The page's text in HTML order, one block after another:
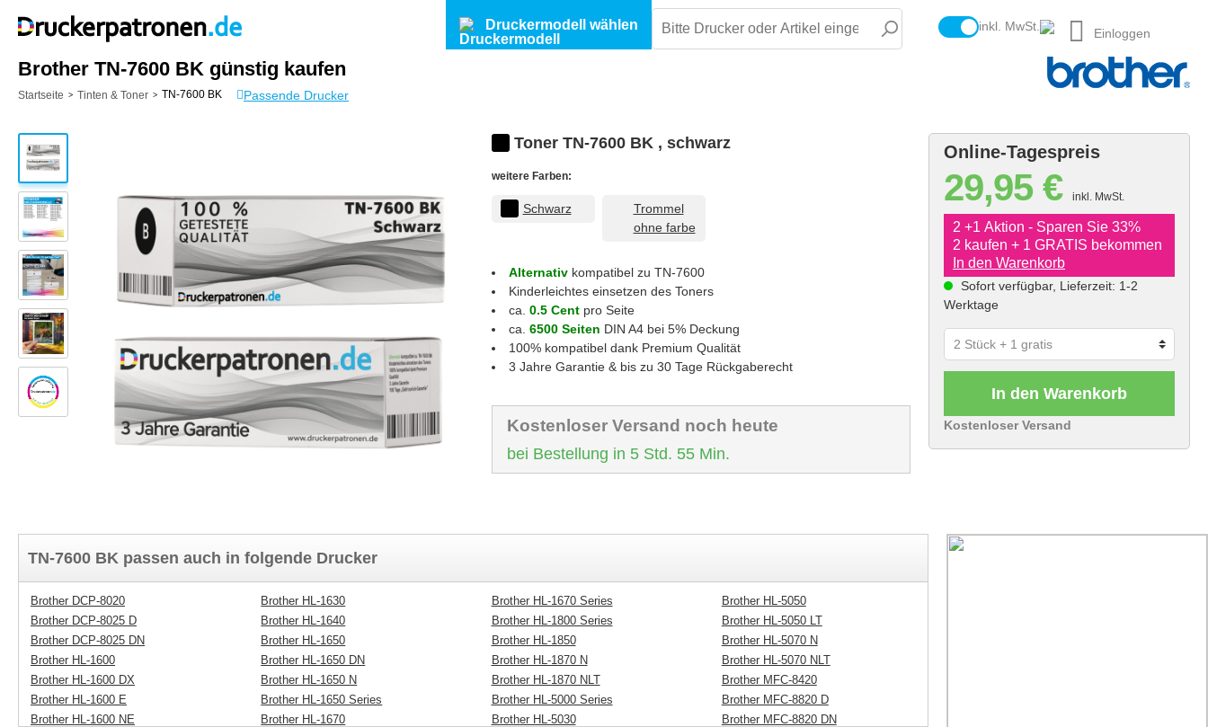
Druckermodell wählen inkl. MwSt. Einloggen
Brother TN-7600 BK günstig kaufen
Startseite > Tinten & Toner > TN-7600 BK Passende Drucker
Toner TN-7600 BK , schwarz
weitere Farben:
Schwarz
Trommel
ohne farbe
Alternativ kompatibel zu TN-7600
Kinderleichtes einsetzen des Toners
ca. 0.5 Cent pro Seite
ca. 6500 Seiten DIN A4 bei 5% Deckung
100% kompatibel dank Premium Qualität
3 Jahre Garantie & bis zu 30 Tage Rückgaberecht
Kostenloser Versand noch heute
bei Bestellung in 5 Std. 55 Min.
Online-Tagespreis
29,95 € inkl. MwSt.
2 +1 Aktion - Sparen Sie 33%
2 kaufen + 1 GRATIS bekommen
In den Warenkorb
Sofort verfügbar, Lieferzeit: 1-2
Werktage
In den Warenkorb
Kostenloser Versand
TN-7600 BK passen auch in folgende Drucker
Brother DCP-8020
Brother DCP-8025 D
Brother DCP-8025 DN
Brother HL-1600
Brother HL-1600 DX
Brother HL-1600 E
Brother HL-1600 NE
Brother HL-1630
Brother HL-1640
Brother HL-1650
Brother HL-1650 DN
Brother HL-1650 N
Brother HL-1650 Series
Brother HL-1670
Brother HL-1670 Series
Brother HL-1800 Series
Brother HL-1850
Brother HL-1870 N
Brother HL-1870 NLT
Brother HL-5000 Series
Brother HL-5030
Brother HL-5050
Brother HL-5050 LT
Brother HL-5070 N
Brother HL-5070 NLT
Brother MFC-8420
Brother MFC-8820 D
Brother MFC-8820 DN